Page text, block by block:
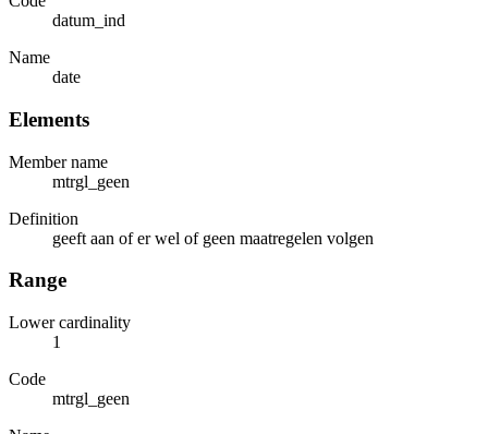
datum_ind
Name
date
Elements
Member name
mtrgl_geen
Definition
geeft aan of er wel of geen maatregelen volgen
Range
Lower cardinality
1
Code
mtrgl_geen